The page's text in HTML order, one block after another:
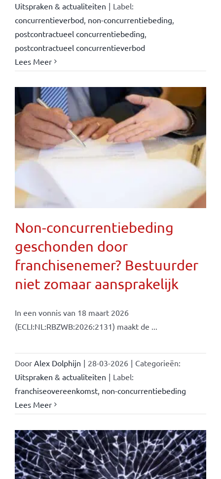
Uitspraken & actualiteiten | Label:
concurrentieverbod, non-concurrentiebeding
postcontractueel concurrentiebeding
postcontractueel concurrentieverbod
Lees Meer
Non-concurrentiebeding
geschonden door
franchisenemer? Bestuurder
niet zomaar aansprakelijk
In een vonnis van 18 maart 2026
(ECLI:NL:RBZWB:2026:2131) maakt de ...
Door Alex Dolphijn | 28-03-2026 | Categorieën:
Uitspraken & actualiteiten | Label:
franchiseovereenkomst, non-concurrentiebeding
Lees Meer